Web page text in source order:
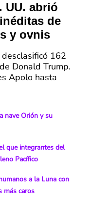
UU. abrió
de
y ovnis
162
Donald Trump.
Apolo hasta
nave Orión y su
que integrantes del
Pacífico
a la Luna con
más caros